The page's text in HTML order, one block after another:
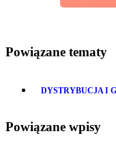
Powiązane tematy
DYSTRYBUCJA I
Powiązane wpisy